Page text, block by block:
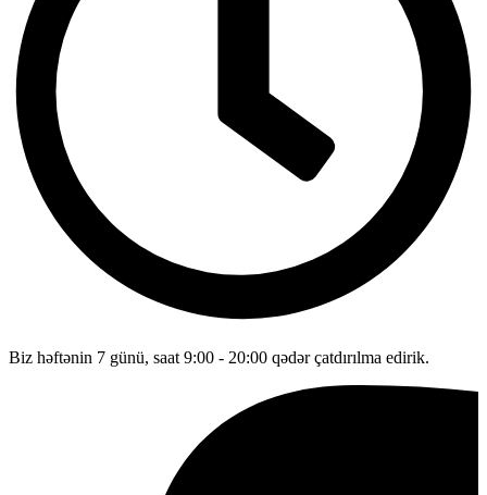
Biz həftənin 7 günü, saat 9:00 - 20:00 qədər çatdırılma edirik.